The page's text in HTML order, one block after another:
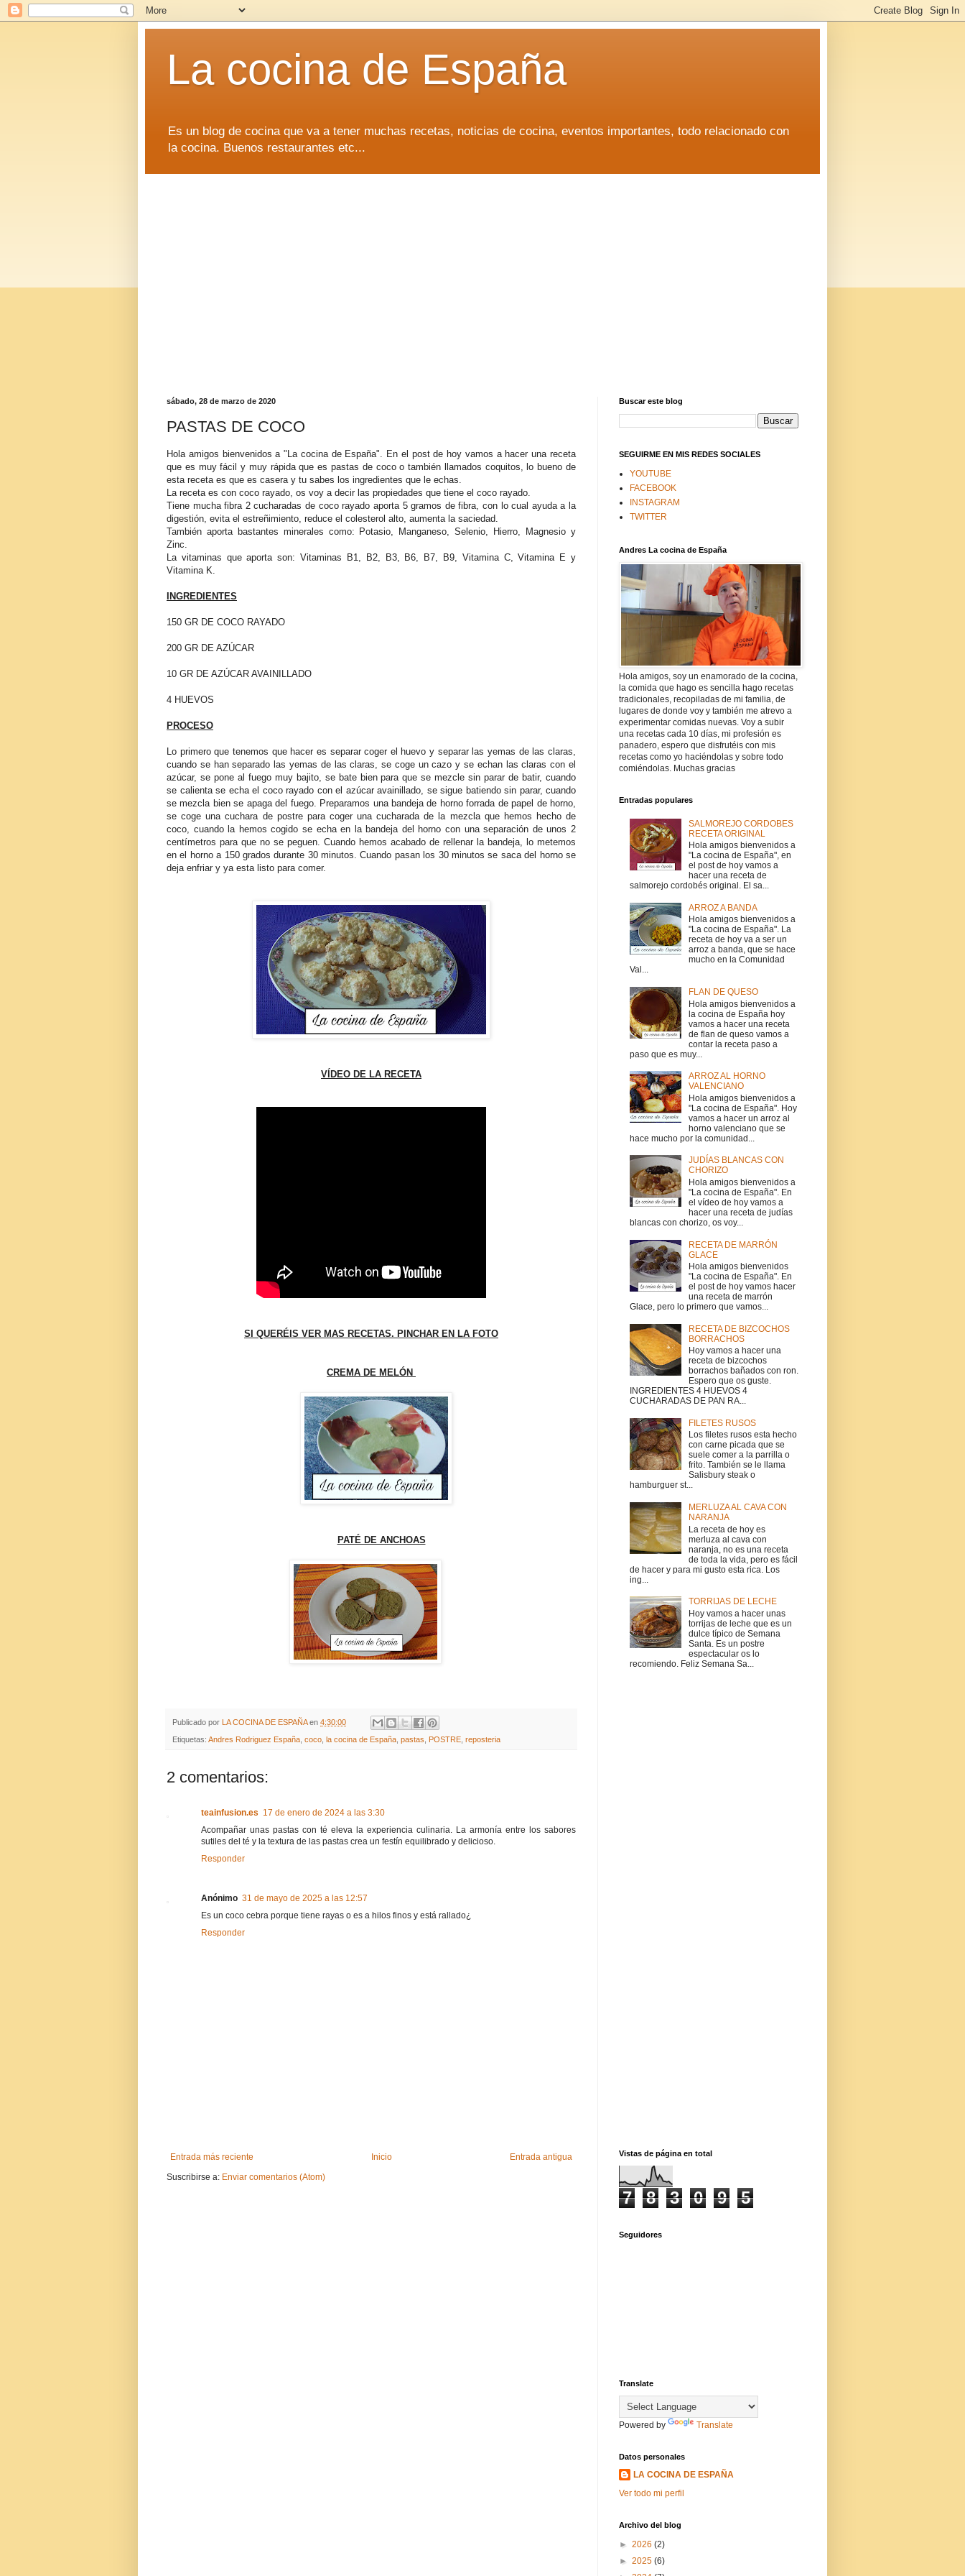
La cocina de España
Es un blog de cocina que va a tener muchas recetas, noticias de cocina, eventos importantes, todo relacionado con
la cocina. Buenos restaurantes etc...
sábado, 28 de marzo de 2020
PASTAS DE COCO
Hola amigos bienvenidos a "La cocina de España". En el post de hoy vamos a hacer una receta
que es muy fácil y muy rápida que es pastas de coco o también llamados coquitos, lo bueno de
esta receta es que es casera y tu sabes los ingredientes que le echas.
La receta es con coco rayado, os voy a decir las propiedades que tiene el coco rayado.
Tiene mucha fibra 2 cucharadas de coco rayado aporta 5 gramos de fibra, con lo cual ayuda a la
digestión, evita el estreñimiento, reduce el colesterol alto, aumenta la saciedad.
También aporta bastantes minerales como: Potasio, Manganeso, Selenio, Hierro, Magnesio y
Zinc.
La vitaminas que aporta son: Vitaminas B1, B2, B3, B6, B7, B9, Vitamina C, Vitamina E y
Vitamina K.
INGREDIENTES
150 GR DE COCO RAYADO
200 GR DE AZÚCAR
10 GR DE AZÚCAR AVAINILLADO
4 HUEVOS
PROCESO
Lo primero que tenemos que hacer es separar coger el huevo y separar las yemas de las claras,
cuando se han separado las yemas de las claras, se coge un cazo y se echan las claras con el
azúcar, se pone al fuego muy bajito, se bate bien para que se mezcle sin parar de batir, cuando
se calienta se echa el coco rayado con el azúcar avainillado, se sigue batiendo sin parar, cuando
se mezcla bien se apaga del fuego. Preparamos una bandeja de horno forrada de papel de horno,
se coge una cuchara de postre para coger una cucharada de la mezcla que hemos hecho de
coco, cuando la hemos cogido se echa en la bandeja del horno con una separación de unos 2
centímetros para que no se peguen. Cuando hemos acabado de rellenar la bandeja, lo metemos
en el horno a 150 grados durante 30 minutos. Cuando pasan los 30 minutos se saca del horno se
deja enfriar y ya esta listo para comer.
VÍDEO DE LA RECETA
SI QUERÉIS VER MAS RECETAS. PINCHAR EN LA FOTO
CREMA DE MELÓN
PATÉ DE ANCHOAS
Publicado por LA COCINA DE ESPAÑA en 4:30:00
Etiquetas: Andres Rodriguez España, coco, la cocina de España, pastas, POSTRE, reposteria
2 comentarios:
teainfusion.es 17 de enero de 2024 a las 3:30
Acompañar unas pastas con té eleva la experiencia culinaria. La armonía entre los sabores
sutiles del té y la textura de las pastas crea un festín equilibrado y delicioso.
Responder
Anónimo 31 de mayo de 2025 a las 12:57
Es un coco cebra porque tiene rayas o es a hilos finos y está rallado¿
Responder
Entrada más reciente Entrada antigua
Inicio
Suscribirse a: Enviar comentarios (Atom)
Buscar este blog
SEGUIRME EN MIS REDES SOCIALES
YOUTUBE
FACEBOOK
INSTAGRAM
TWITTER
Andres La cocina de España
Hola amigos, soy un enamorado de la cocina,
la comida que hago es sencilla hago recetas
tradicionales, recopiladas de mi familia, de
lugares de donde voy y también me atrevo a
experimentar comidas nuevas. Voy a subir
una recetas cada 10 días, mi profesión es
panadero, espero que disfrutéis con mis
recetas como yo haciéndolas y sobre todo
comiéndolas. Muchas gracias
Entradas populares
SALMOREJO CORDOBES
RECETA ORIGINAL
Hola amigos bienvenidos a
"La cocina de España", en
el post de hoy vamos a
hacer una receta de
salmorejo cordobés original. El sa...
ARROZ A BANDA
Hola amigos bienvenidos a
"La cocina de España". La
receta de hoy va a ser un
arroz a banda, que se hace
mucho en la Comunidad
Val...
FLAN DE QUESO
Hola amigos bienvenidos a
la cocina de España hoy
vamos a hacer una receta
de flan de queso vamos a
contar la receta paso a
paso que es muy...
ARROZ AL HORNO
VALENCIANO
Hola amigos bienvenidos a
"La cocina de España". Hoy
vamos a hacer un arroz al
horno valenciano que se
hace mucho por la comunidad...
JUDÍAS BLANCAS CON
CHORIZO
Hola amigos bienvenidos a
"La cocina de España". En
el vídeo de hoy vamos a
hacer una receta de judías
blancas con chorizo, os voy...
RECETA DE MARRÓN
GLACE
Hola amigos bienvenidos
"La cocina de España". En
el post de hoy vamos hacer
una receta de marrón
Glace, pero lo primero que vamos...
RECETA DE BIZCOCHOS
BORRACHOS
Hoy vamos a hacer una
receta de bizcochos
borrachos bañados con ron.
Espero que os guste.
INGREDIENTES 4 HUEVOS 4
CUCHARADAS DE PAN RA...
FILETES RUSOS
Los filetes rusos esta hecho
con carne picada que se
suele comer a la parrilla o
frito. También se le llama
Salisbury steak o
hamburguer st...
MERLUZA AL CAVA CON
NARANJA
La receta de hoy es
merluza al cava con
naranja, no es una receta
de toda la vida, pero es fácil
de hacer y para mi gusto esta rica. Los
ing...
TORRIJAS DE LECHE
Hoy vamos a hacer unas
torrijas de leche que es un
dulce típico de Semana
Santa. Es un postre
espectacular os lo
recomiendo. Feliz Semana Sa...
Vistas de página en total
7 8 3 0 9 5
Seguidores
Translate
Powered by Translate
Datos personales
LA COCINA DE ESPAÑA
Ver todo mi perfil
Archivo del blog
► 2026 (2)
► 2025 (6)